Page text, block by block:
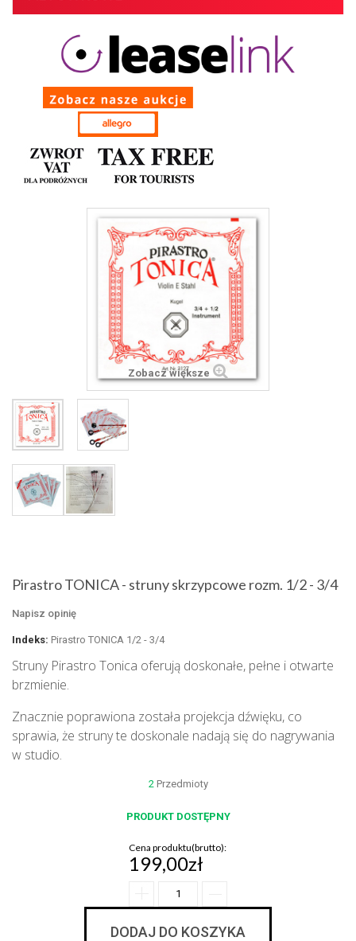
Zobacz większe
Pirastro TONICA - struny skrzypcowe rozm. 1/2 - 3/4
Napisz opinię
Indeks: Pirastro TONICA 1/2 - 3/4
Struny Pirastro Tonica oferują doskonałe, pełne i otwarte
brzmienie.
Znacznie poprawiona została projekcja dźwięku, co
sprawia, że struny te doskonale nadają się do nagrywania
w studio.
2 Przedmioty
PRODUKT DOSTĘPNY
Cena produktu(brutto):
199,00zł
DODAJ DO KOSZYKA